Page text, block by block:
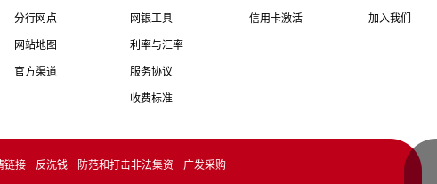
分行网点
网站地图
官方渠道
网银工具
利率与汇率
服务协议
收费标准
信用卡激活 加入我们
链接 反洗钱 防范和打击非法集资 广发采购